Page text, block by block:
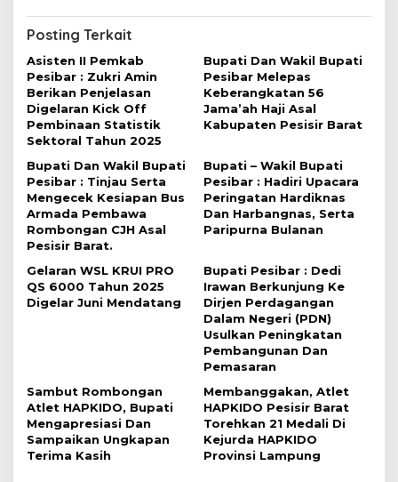
s
i
p
o
s
Posting Terkait
Asisten II Pemkab
Pesibar : Zukri Amin
Berikan Penjelasan
Digelaran Kick Off
Pembinaan Statistik
Sektoral Tahun 2025
Bupati Dan Wakil Bupati
Pesibar Melepas
Keberangkatan 56
Jama’ah Haji Asal
Kabupaten Pesisir Barat
Bupati Dan Wakil Bupati
Pesibar : Tinjau Serta
Mengecek Kesiapan Bus
Armada Pembawa
Rombongan CJH Asal
Pesisir Barat.
Bupati – Wakil Bupati
Pesibar : Hadiri Upacara
Peringatan Hardiknas
Dan Harbangnas, Serta
Paripurna Bulanan
Gelaran WSL KRUI PRO
QS 6000 Tahun 2025
Digelar Juni Mendatang
Bupati Pesibar : Dedi
Irawan Berkunjung Ke
Dirjen Perdagangan
Dalam Negeri (PDN)
Usulkan Peningkatan
Pembangunan Dan
Pemasaran
Sambut Rombongan
Atlet HAPKIDO, Bupati
Mengapresiasi Dan
Sampaikan Ungkapan
Terima Kasih
Membanggakan, Atlet
HAPKIDO Pesisir Barat
Torehkan 21 Medali Di
Kejurda HAPKIDO
Provinsi Lampung